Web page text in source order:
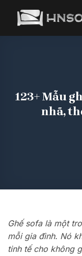
123+ Mẫu
nhã,
Ghế sofa là một
mỗi gia đình. Nó
tinh tế cho không